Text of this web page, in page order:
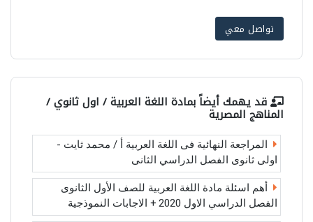
تواصل معي
قد يهمك أيضاً بمادة اللغة العربية / اول ثانوي /
المناهج المصرية
المراجعة النهائية فى اللغة العربية أ / محمد ثايت -
اولى ثانوى الفصل الدراسي الثانى
أهم اسئلة مادة اللغة العربية للصف الأول الثانوى
الفصل الدراسي الاول 2020 + الاجابات النموذجية